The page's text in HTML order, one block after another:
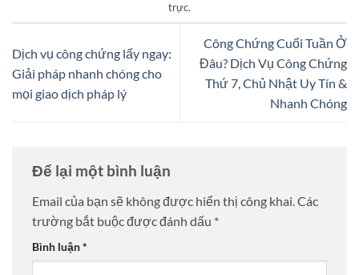
trực.
Dịch vụ công chứng lấy ngay:
Giải pháp nhanh chóng cho
mọi giao dịch pháp lý
Công Chứng Cuối Tuần Ở
Đâu? Dịch Vụ Công Chứng
Thứ 7, Chủ Nhật Uy Tín &
Nhanh Chóng
Để lại một bình luận
Email của bạn sẽ không được hiển thị công khai.Các
trường bắt buộc được đánh dấu *
Bình luận*